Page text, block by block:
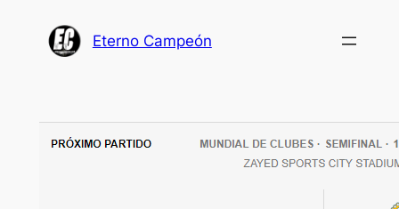
Eterno Campeón